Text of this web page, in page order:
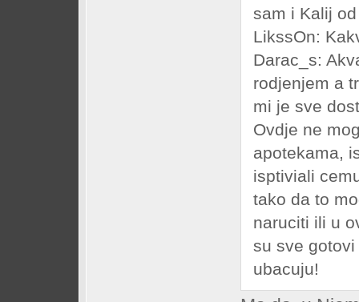
sam i Kalij
LikssOn:
Darac_s:
rodjenjem a
mi je sve
Ovdje ne
apotekama,
isptiviali
tako da to
naruciti ili u
su sve
ubacuju!